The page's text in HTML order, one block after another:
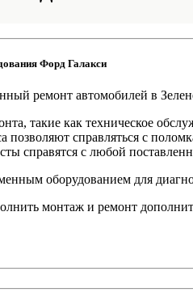
Форд Галакси
ремонт автомобилей в
такие как техническое
справляться с
справятся с любой
оборудованием для
монтаж и ремонт